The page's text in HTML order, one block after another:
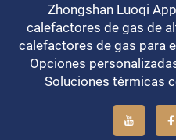
Zhongshan Luoqi
calefactores de gas de
calefactores de gas para
Opciones
Soluciones térmicas